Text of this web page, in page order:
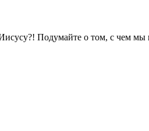
Подумайте о том, с чем мы